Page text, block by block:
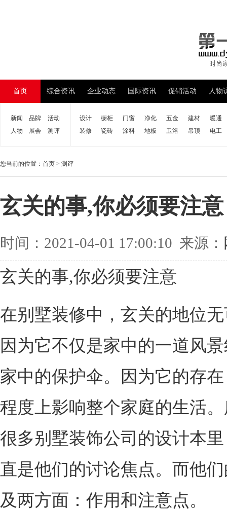
首页 综合资讯 企业动态 国际资讯 促销活动 人物
新闻 品牌
活动
人物
展会 测评
设计 橱柜 门窗 净化 五金 建材
暖通
装修
瓷砖 涂料 地板 卫浴 吊顶 电工
您当前的位置： 首页 > 测评
玄关的事,你必须要注意
时间：2021-04-01 17:00:10 来源：
玄关的事,你必须要注意
在别墅装修中，玄关的地位
因为它不仅是家中的一道风
家中的保护伞。因为它的存
程度上影响整个家庭的生活
很多别墅装饰公司的设计本
直是他们的讨论焦点。而他
及两方面：作用和注意点。